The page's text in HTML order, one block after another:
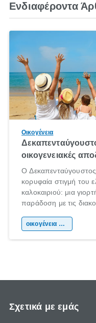
Ενδιαφέροντα
Οικογένεια
οικογενειακές
Ο Δεκαπενταύγουστος
κορυφαία στιγμή του
καλοκαιριού: μια
παράδοση με τις
χώρας. Είτε πρόκειται
οικογένεια & παιδί
Σχετικά με εμάς